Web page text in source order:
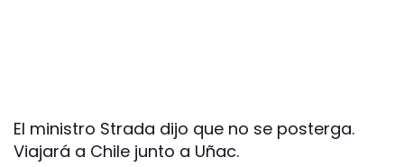
El ministro Strada dijo que no se posterga.
Viajará a Chile junto a Uñac.